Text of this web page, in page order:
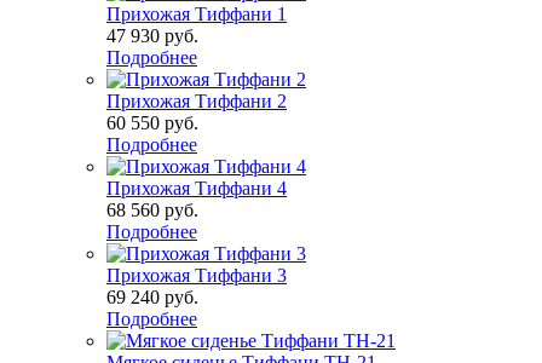
Прихожая Тиффани 1
47 930 руб.
Подробнее
Прихожая Тиффани 2
60 550 руб.
Подробнее
Прихожая Тиффани 4
68 560 руб.
Подробнее
Прихожая Тиффани 3
69 240 руб.
Подробнее